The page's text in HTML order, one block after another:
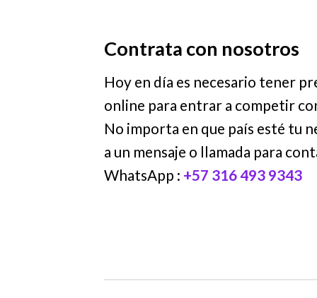
Contrata con nosotros
Hoy en día es necesario tener
online para entrar a competir
No importa en que país esté tu
a un mensaje o llamada para
WhatsApp : +57 316 493 9343